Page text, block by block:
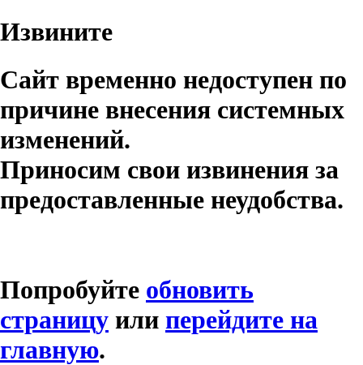
Извините
Сайт временно недоступен по
причине внесения системных
изменений.
Приносим свои извинения за
предоставленные неудобства.
Попробуйте обновить
страницу или перейдите на
главную.